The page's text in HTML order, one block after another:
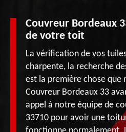
Couvreur Bordeaux
de votre toit
La vérification de vos
charpente, la recherche
est la première chose que
Couvreur Bordeaux 33
appel à notre équipe de
33710 pour avoir une